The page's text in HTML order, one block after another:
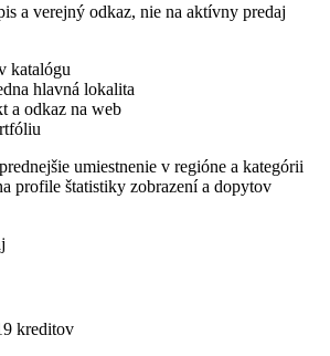
a verejný odkaz, nie na aktívny predaj
katalógu
hlavná lokalita
a odkaz na web
prednejšie umiestnenie v regióne a kategórii
profile štatistiky zobrazení a dopytov
kreditov